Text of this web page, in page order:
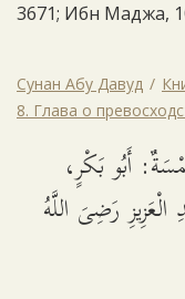
3671; Ибн Маджа,
Сунан Абу Давуд
8. Глава о
أَبُو بَكْرٍ،
رَضِىَ اللَّهُ